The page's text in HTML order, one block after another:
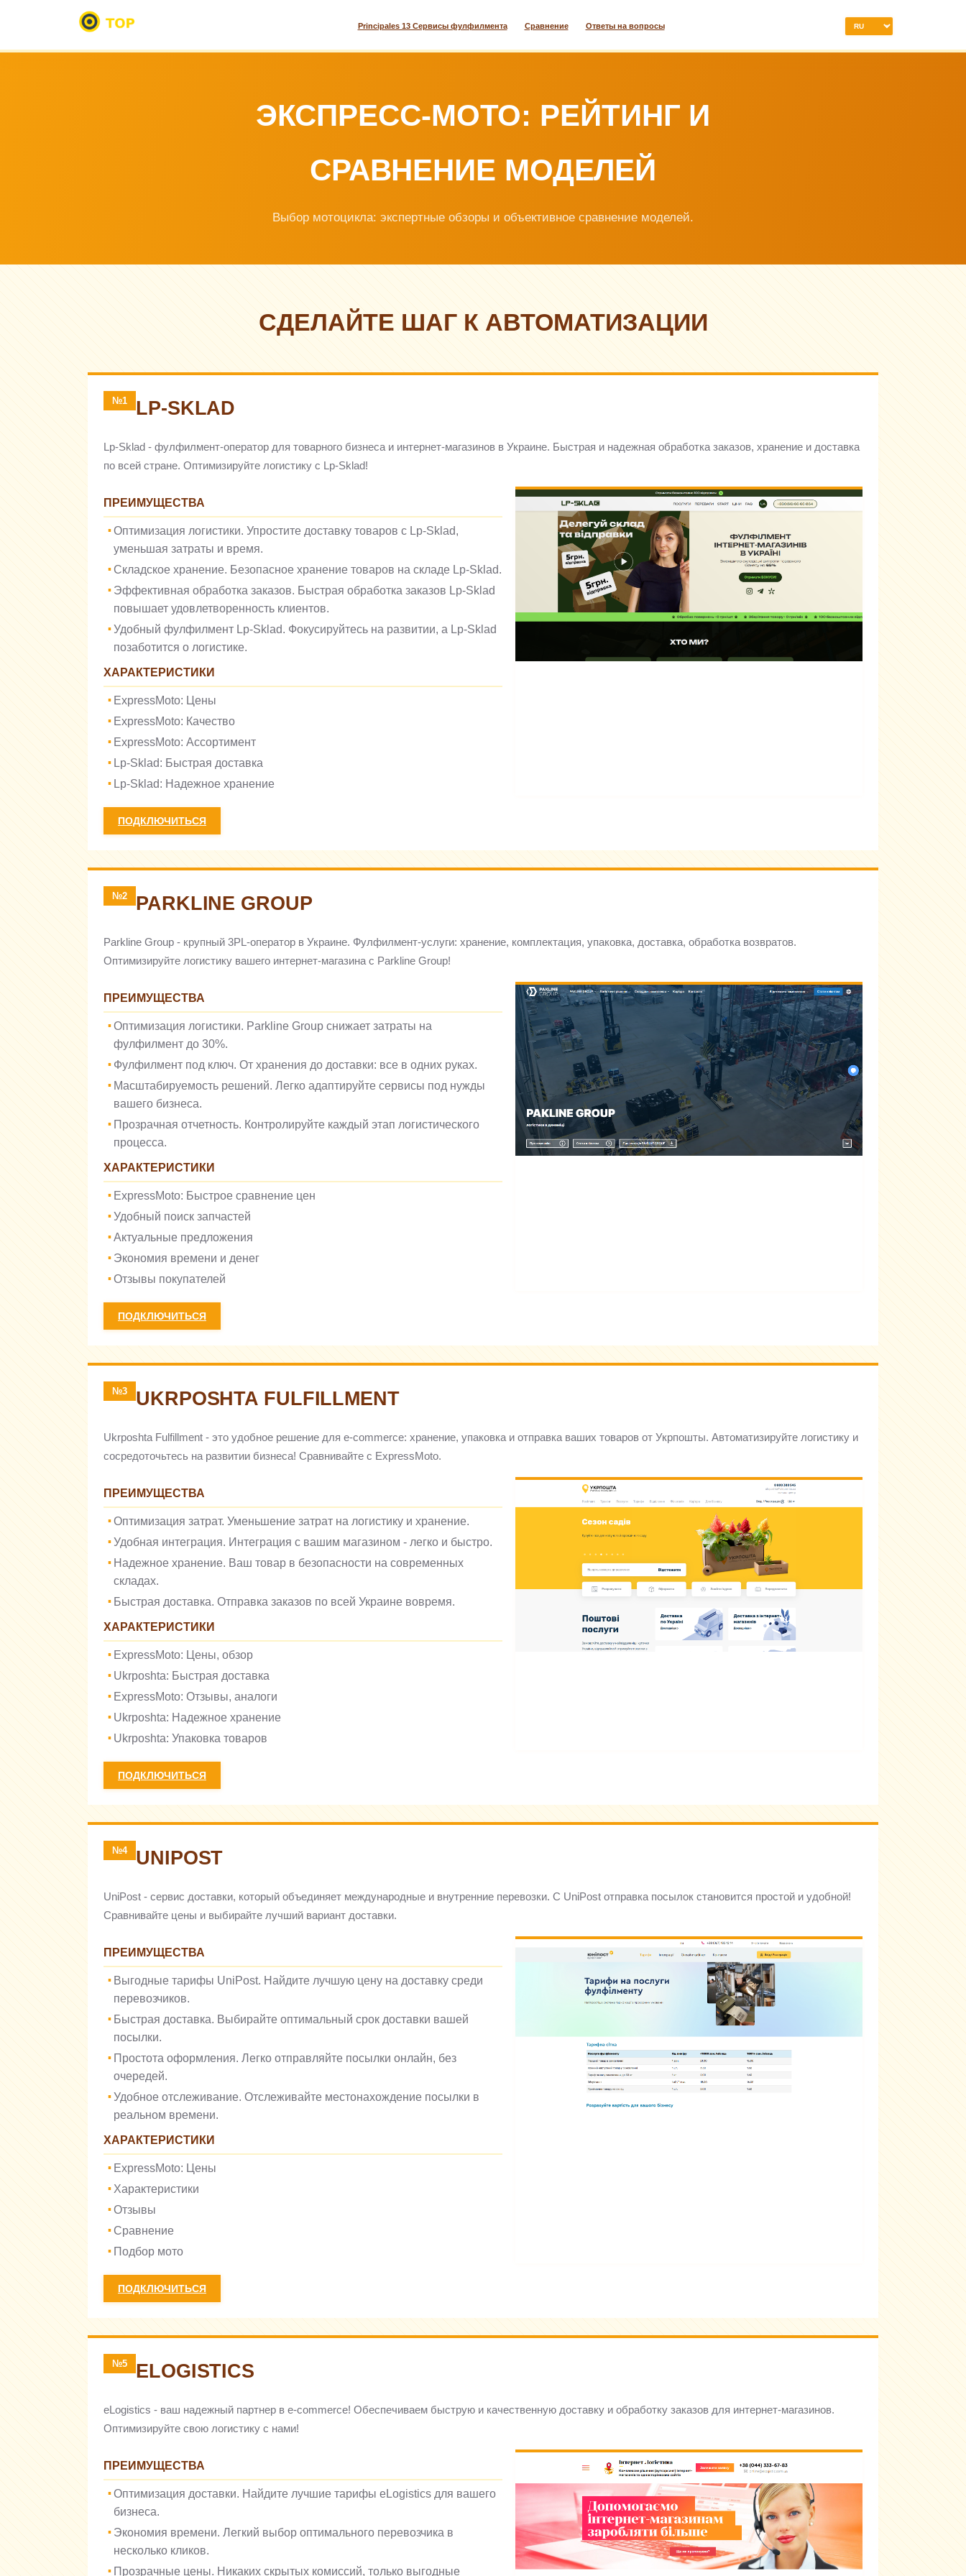
Principales 13 Сервисы фулфилмента Сравнение Ответы на вопросы
ЭКСПРЕСС-МОТО: РЕЙТИНГ И
СРАВНЕНИЕ МОДЕЛЕЙ
Выбор мотоцикла: экспертные обзоры и объективное сравнение моделей.
СДЕЛАЙТЕ ШАГ К АВТОМАТИЗАЦИИ
№1 LP-SKLAD
Lp-Sklad - фулфилмент-оператор для товарного бизнеса и интернет-магазинов в Украине. Быстрая и надежная обработка заказов, хранение и доставка
по всей стране. Оптимизируйте логистику с Lp-Sklad!
ПРЕИМУЩЕСТВА
Оптимизация логистики. Упростите доставку товаров с Lp-Sklad,
уменьшая затраты и время.
Складское хранение. Безопасное хранение товаров на складе Lp-Sklad.
Эффективная обработка заказов. Быстрая обработка заказов Lp-Sklad
повышает удовлетворенность клиентов.
Удобный фулфилмент Lp-Sklad. Фокусируйтесь на развитии, а Lp-Sklad
позаботится о логистике.
ХАРАКТЕРИСТИКИ
ExpressMoto: Цены
ExpressMoto: Качество
ExpressMoto: Ассортимент
Lp-Sklad: Быстрая доставка
Lp-Sklad: Надежное хранение
ПОДКЛЮЧИТЬСЯ
№2 PARKLINE GROUP
Parkline Group - крупный 3PL-оператор в Украине. Фулфилмент-услуги: хранение, комплектация, упаковка, доставка, обработка возвратов.
Оптимизируйте логистику вашего интернет-магазина с Parkline Group!
ПРЕИМУЩЕСТВА
Оптимизация логистики. Parkline Group снижает затраты на
фулфилмент до 30%.
Фулфилмент под ключ. От хранения до доставки: все в одних руках.
Масштабируемость решений. Легко адаптируйте сервисы под нужды
вашего бизнеса.
Прозрачная отчетность. Контролируйте каждый этап логистического
процесса.
ХАРАКТЕРИСТИКИ
ExpressMoto: Быстрое сравнение цен
Удобный поиск запчастей
Актуальные предложения
Экономия времени и денег
Отзывы покупателей
ПОДКЛЮЧИТЬСЯ
№3 UKRPOSHTA FULFILLMENT
Ukrposhta Fulfillment - это удобное решение для e-commerce: хранение, упаковка и отправка ваших товаров от Укрпошты. Автоматизируйте логистику и
сосредоточьтесь на развитии бизнеса! Сравнивайте с ExpressMoto.
ПРЕИМУЩЕСТВА
Оптимизация затрат. Уменьшение затрат на логистику и хранение.
Удобная интеграция. Интеграция с вашим магазином - легко и быстро.
Надежное хранение. Ваш товар в безопасности на современных
складах.
Быстрая доставка. Отправка заказов по всей Украине вовремя.
ХАРАКТЕРИСТИКИ
ExpressMoto: Цены, обзор
Ukrposhta: Быстрая доставка
ExpressMoto: Отзывы, аналоги
Ukrposhta: Надежное хранение
Ukrposhta: Упаковка товаров
ПОДКЛЮЧИТЬСЯ
№4 UNIPOST
UniPost - сервис доставки, который объединяет международные и внутренние перевозки. С UniPost отправка посылок становится простой и удобной!
Сравнивайте цены и выбирайте лучший вариант доставки.
ПРЕИМУЩЕСТВА
Выгодные тарифы UniPost. Найдите лучшую цену на доставку среди
перевозчиков.
Быстрая доставка. Выбирайте оптимальный срок доставки вашей
посылки.
Простота оформления. Легко отправляйте посылки онлайн, без
очередей.
Удобное отслеживание. Отслеживайте местонахождение посылки в
реальном времени.
ХАРАКТЕРИСТИКИ
ExpressMoto: Цены
Характеристики
Отзывы
Сравнение
Подбор мото
ПОДКЛЮЧИТЬСЯ
№5 ELOGISTICS
eLogistics - ваш надежный партнер в e-commerce! Обеспечиваем быструю и качественную доставку и обработку заказов для интернет-магазинов.
Оптимизируйте свою логистику с нами!
ПРЕИМУЩЕСТВА
Оптимизация доставки. Найдите лучшие тарифы eLogistics для вашего
бизнеса.
Экономия времени. Легкий выбор оптимального перевозчика в
несколько кликов.
Прозрачные цены. Никаких скрытых комиссий, только выгодные